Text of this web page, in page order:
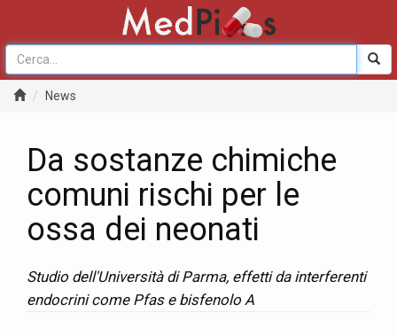
News
Da sostanze chimiche
comuni rischi per le
ossa dei neonati
Studio dell'Università di Parma, effetti da interferenti
endocrini come Pfas e bisfenolo A